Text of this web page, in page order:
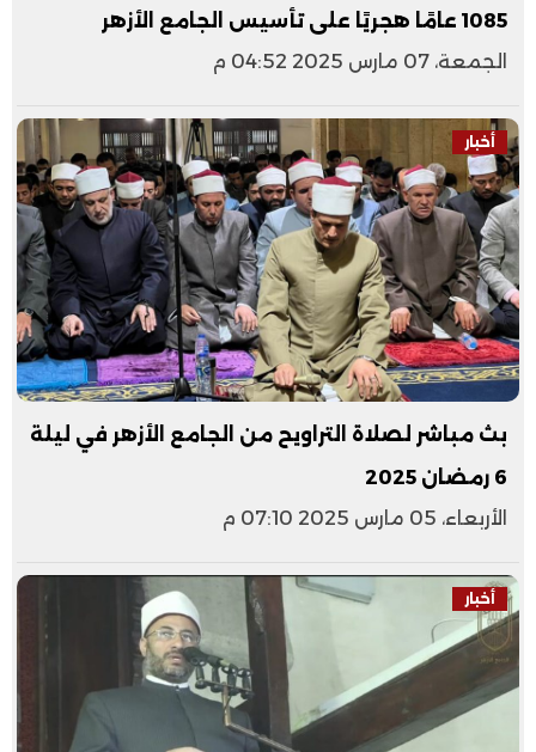
1085 عامًا هجريًا على تأسيس الجامع الأزهر
الجمعة، 07 مارس 2025 04:52 م
أخبار
بث مباشر لصلاة التراويح من الجامع الأزهر في ليلة
6 رمضان 2025
الأربعاء، 05 مارس 2025 07:10 م
أخبار